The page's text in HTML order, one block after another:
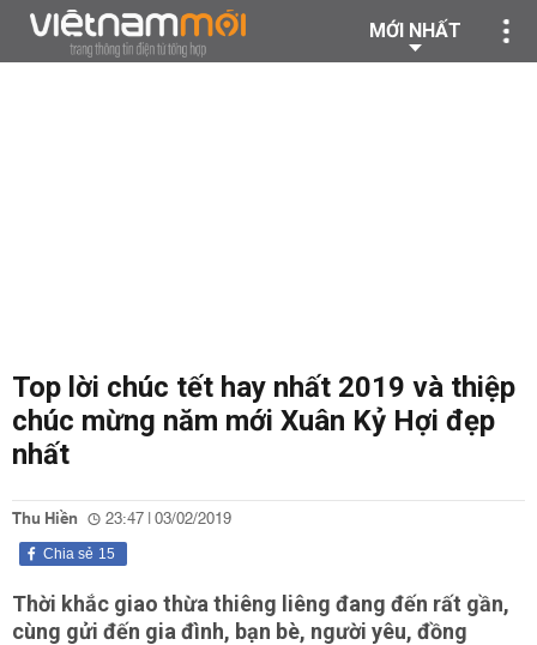
MỚI NHẤT
Top lời chúc tết hay nhất 2019 và thiệp
chúc mừng năm mới Xuân Kỷ Hợi đẹp
nhất
Thu Hiền 23:47 | 03/02/2019
15
Chia sẻ
Thời khắc giao thừa thiêng liêng đang đến rất gần,
cùng gửi đến gia đình, bạn bè, người yêu, đồng